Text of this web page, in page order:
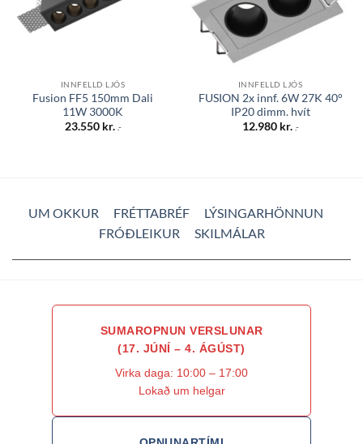
INNFELLD LJÓS
Fusion FF5 150mm Dali
11W 3000K
23.550 kr. .-
INNFELLD LJÓS
FUSION 2x innf. 6W 27K 40°
IP20 dimm. hvít
12.980 kr. .-
UM OKKUR FRÉTTABRÉF
LÝSINGARHÖNNUN
FRÓÐLEIKUR
SKILMÁLAR
SUMAROPNUN VERSLUNAR
(17. JÚNÍ – 4. ÁGÚST)
Virka daga: 10:00 – 17:00
Lokað um helgar